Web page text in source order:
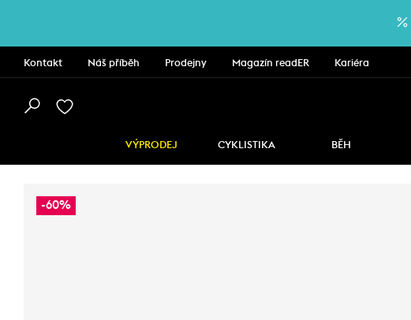
Kontakt Náš příběh Prodejny Magazín readER Kariéra
VÝPRODEJ CYKLISTIKA BĚH
-60%